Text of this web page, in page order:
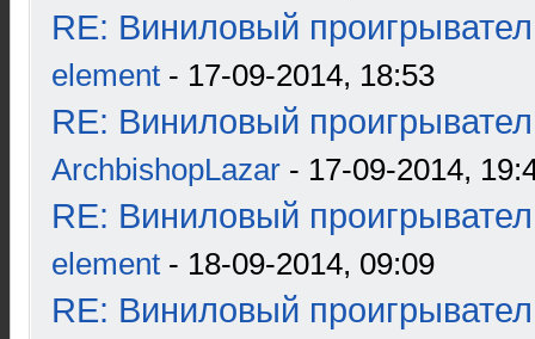
RE: Виниловый
element - 17-09-2014, 18:53
RE: Виниловый
ArchbishopLazar - 17-09-2014,
RE: Виниловый
element - 18-09-2014, 09:09
RE: Виниловый